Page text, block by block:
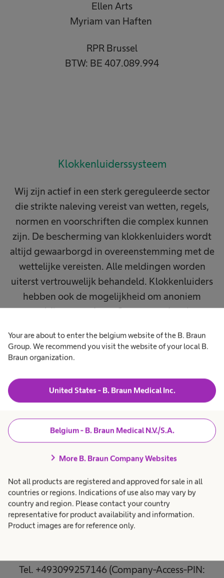
Your are about to enter the belgium website of the B. Braun
Group. We recommend you visit the website of your local B.
Braun organization.
United States - B. Braun Medical Inc.
Belgium - B. Braun Medical N.V./S.A.
chevron_right More B. Braun Company Websites
Not all products are registered and approved for sale in all
countries or regions. Indications of use also may vary by
country and region. Please contact your country
representative for product availability and information.
Product images are for reference only.
Ellen Arts
Myriam van Haften
RPR Brussel
BTW: BE 407.089.994
Klokkenluiderssysteem
Wij zijn actief in een sterk gereguleerde sector
die strikte naleving vereist van wetten, regels,
normen en voorschriften die complex kunnen
zijn. De bescherming van klokkenluiders wordt
altijd gewaarborgd in overeenstemming met de
wettelijke vereisten. Alle meldingen worden
uiterst vertrouwelijk behandeld. Klokkenluiders
hebben ook de mogelijkheid om anoniem
meldingen te doen. Onze procedure is
zijn, wat eerlijke en snelle onderzoeken
garandeert. Het vermoeden van onschuld blijft
is bewezen. Als je informatie hebt over mogelijke
overtredingen van wettelijke voorschriften,kun
je deze veilig melden via de hieronder
beschreven meldingsbureaus.
Compliance Reporting Office
Meldingen kunnen vertrouwelijk en, indien
gewenst, anoniem worden ingediend via de
volgende contactmogelijkheden:
Tel. +493099257146 (Company-Access-PIN: